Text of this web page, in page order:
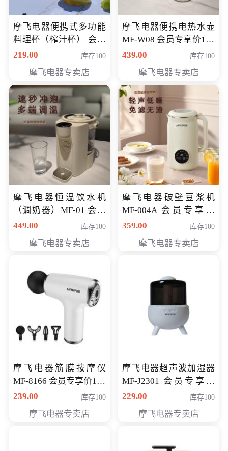
摩飞电器便携式多功能
料理杯（榨汁杯） 会员
专享价118元
219.00 库存100
摩飞电器专卖店
摩飞电器便携电热水壶
MF-W08 会员专享价198
元
439.00 库存100
摩飞电器专卖店
摩飞电器恒温饮水机
（调奶器）MF-01 会员
专享价366元
449.00 库存100
摩飞电器专卖店
摩飞电器破壁豆浆机
MF-004A 会员专享价
168元
359.00 库存100
摩飞电器专卖店
摩飞电器筋膜按摩仪
MF-8166 会员专享价168
元
239.00 库存100
摩飞电器专卖店
摩飞电器超声波加湿器
MF-J2301 会员专享价
168元
229.00 库存100
摩飞电器专卖店